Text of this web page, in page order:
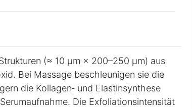
(≈ 10 µm × 200–250 µm) aus
Bei Massage beschleunigen sie die
die Kollagen‑ und Elastinsynthese
Die Exfoliationsintensität